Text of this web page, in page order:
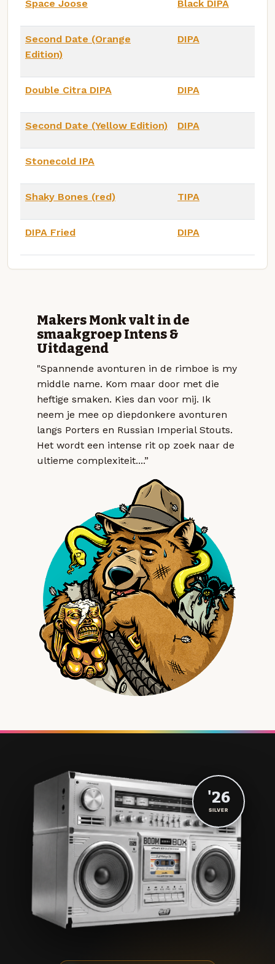
Space Joose Black DIPA
Second Date (Orange
Edition)
DIPA
Double Citra DIPA DIPA
Second Date (Yellow Edition) DIPA
Stonecold IPA
Shaky Bones (red) TIPA
DIPA Fried DIPA
Makers Monk valt in de
smaakgroep Intens &
Uitdagend
"Spannende avonturen in de rimboe is my
middle name. Kom maar door met die
heftige smaken. Kies dan voor mij. Ik
neem je mee op diepdonkere avonturen
langs Porters en Russian Imperial Stouts.
Het wordt een intense rit op zoek naar de
ultieme complexiteit....”
'26
SILVER